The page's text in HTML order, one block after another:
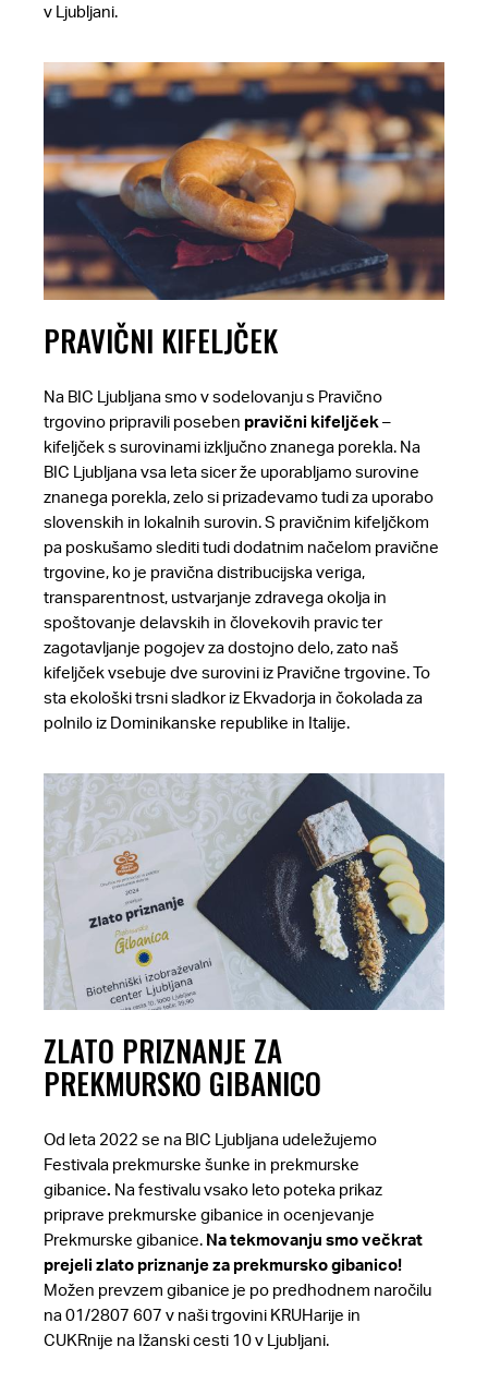
v Ljubljani.
PRAVIČNI KIFELJČEK
Na BIC Ljubljana smo v sodelovanju s Pravično
trgovino pripravili poseben pravični kifeljček –
kifeljček s surovinami izključno znanega porekla. Na
BIC Ljubljana vsa leta sicer že uporabljamo surovine
znanega porekla, zelo si prizadevamo tudi za uporabo
slovenskih in lokalnih surovin. S pravičnim kifeljčkom
pa poskušamo slediti tudi dodatnim načelom pravične
trgovine, ko je pravična distribucijska veriga,
transparentnost, ustvarjanje zdravega okolja in
spoštovanje delavskih in človekovih pravic ter
zagotavljanje pogojev za dostojno delo, zato naš
kifeljček vsebuje dve surovini iz Pravične trgovine. To
sta ekološki trsni sladkor iz Ekvadorja in čokolada za
polnilo iz Dominikanske republike in Italije.
ZLATO PRIZNANJE ZA
PREKMURSKO GIBANICO
Od leta 2022 se na BIC Ljubljana udeležujemo
Festivala prekmurske šunke in prekmurske
gibanice. Na festivalu vsako leto poteka prikaz
priprave prekmurske gibanice in ocenjevanje
Prekmurske gibanice. Na tekmovanju smo večkrat
prejeli zlato priznanje za prekmursko gibanico!
Možen prevzem gibanice je po predhodnem naročilu
na 01/2807 607 v našitrgovini KRUHarije in
CUKRnije na Ižanski cesti 10 v Ljubljani.